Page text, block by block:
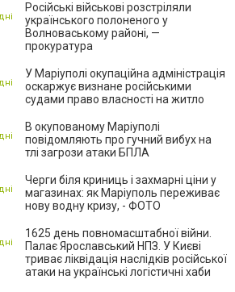
Російські військові розстріляли
українського полоненого у
Волноваському районі, —
прокуратура
У Маріуполі окупаційна адміністрація
оскаржує визнане російськими
судами право власності на житло
В окупованому Маріуполі
повідомляють про гучний вибух на
тлі загрози атаки БПЛА
Черги біля криниць і захмарні ціни у
магазинах: як Маріуполь переживає
нову водну кризу, - ФОТО
1625 день повномасштабної війни.
Палає Ярославський НПЗ. У Києві
триває ліквідація наслідків російської
атаки на українські логістичні хаби